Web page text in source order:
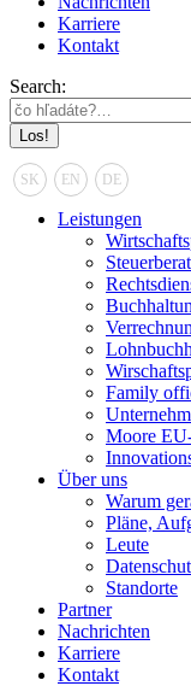
Karriere
Kontakt
Search:
SK EN DE
Leistungen
Family
Moore
Über uns
Warum
Pläne,
Leute
Standorte
Partner
Nachrichten
Karriere
Kontakt